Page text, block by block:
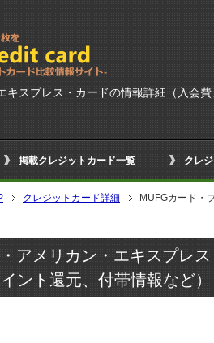
スプレス・カードの情報詳細（入会費
掲載クレジットカード一覧 クレ
クレジットカード詳細
MUFGカード・
アメリカン・エキスプレ
ント還元、付帯情報など）